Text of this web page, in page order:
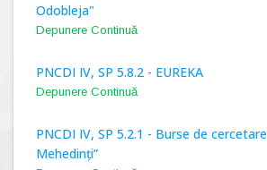
Odobleja"
Depunere Continuă
PNCDI IV, SP 5.8.2 - EUREKA
Depunere Continuă
PNCDI IV, SP 5.2.1 - Burse de
Mehedinți”